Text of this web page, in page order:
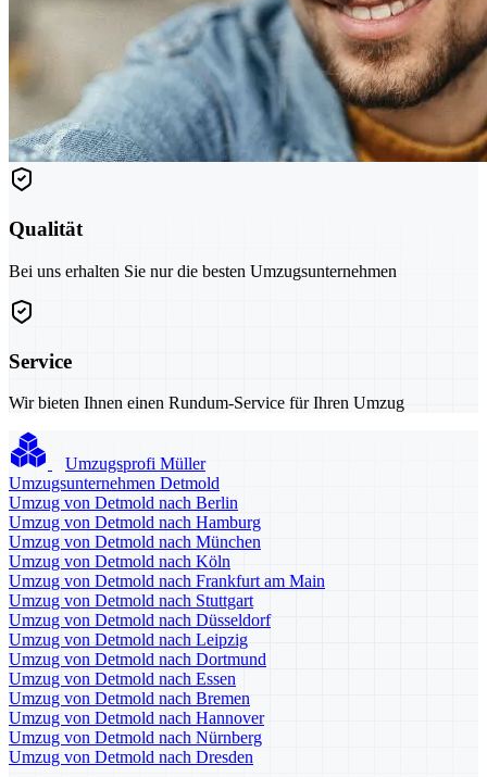
Qualität
Bei uns erhalten Sie nur die besten Umzugsunternehmen
Service
Wir bieten Ihnen einen Rundum-Service für Ihren Umzug
Umzugsprofi Müller
Umzugsunternehmen Detmold
Umzug von Detmold nach Berlin
Umzug von Detmold nach Hamburg
Umzug von Detmold nach München
Umzug von Detmold nach Köln
Umzug von Detmold nach Frankfurt am Main
Umzug von Detmold nach Stuttgart
Umzug von Detmold nach Düsseldorf
Umzug von Detmold nach Leipzig
Umzug von Detmold nach Dortmund
Umzug von Detmold nach Essen
Umzug von Detmold nach Bremen
Umzug von Detmold nach Hannover
Umzug von Detmold nach Nürnberg
Umzug von Detmold nach Dresden